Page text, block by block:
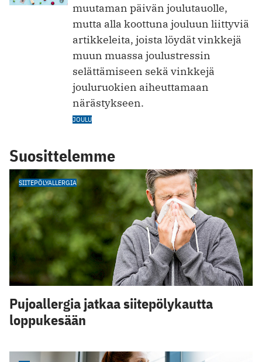
muutaman päivän joulutauolle,
mutta alla koottuna jouluun liittyviä
artikkeleita, joista löydät vinkkejä
muun muassa joulustressin
selättämiseen sekä vinkkejä
jouluruokien aiheuttamaan
närästykseen.
JOULU
Suosittelemme
SIITEPÖLYALLERGIA
Pujoallergia jatkaa siitepölykautta
loppukesään